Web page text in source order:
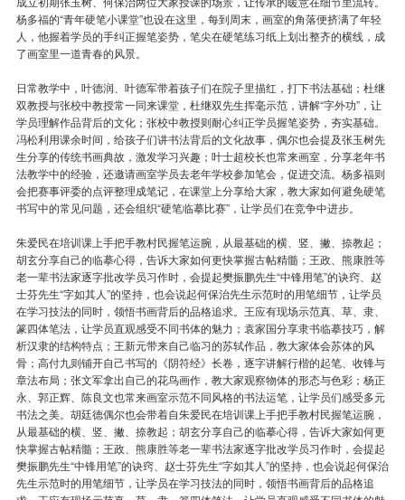
杨多福的“青年硬笔小课堂”也设在这里，每到周末，画室的角落便挤满了年轻
人，他握着学员的手纠正握笔姿势，笔尖在硬笔练习纸上划出整齐的横线，成
了画室里一道青春的风景。
日常教学中，叶德润、叶德军带着孩子们在院子里描红，打下书法基础；杜继
双教授与张校中教授常一同来课堂，杜继双先生挥毫示范，讲解“字外功”，让
学员理解作品背后的文化；张校中教授则耐心纠正学员握笔姿势，夯实基础。
冯松利用课余时间，给孩子们讲书法背后的文化故事，偶尔也会提及张玉树先
生分享的传统书画典故，激发学习兴趣；叶士超校长也常来画室，分享老年书
法教学中的经验，还邀请画室学员去老年学校参加笔会，促进交流。杨多福则
会把赛事评委的点评整理成笔记，在课堂上分享给大家，教大家如何避免硬笔
书写中的常见问题，还会组织“硬笔临摹比赛”，让学员们在竞争中进步。
朱爱民在培训课上手把手教村民握笔运腕，从最基础的横、竖、撇、捺教起；
胡玄分享自己的临摹心得，告诉大家如何更快掌握古帖精髓；王政、熊康胜等
老一辈书法家逐字批改学员习作时，会提起樊振鹏先生“中锋用笔”的诀窍、赵
士芬先生“字如其人”的坚持，也会说起何保治先生示范时的用笔细节，让学员
在学习技法的同时，领悟书画背后的品格追求。王应有现场示范真、草、隶、
篆四体笔法，让学员直观感受不同书体的魅力；袁家国分享隶书临摹技巧，解
析汉隶的结构特点；王新元带来自己临习的苏轼作品，教大家体会苏体的风
骨；高付九则铺开自己书写的《阴符经》长卷，逐字讲解行楷的起笔、收锋与
章法布局；张文军拿出自己的花鸟画作，教大家观察物体的形态与色彩；杨正
永、郭正辉、陈良文也常来画室示范不同风格的书法运笔，让学员们感受多元
书法之美。胡廷德偶尔也会带着自朱爱民在培训课上手把手教村民握笔运腕，
从最基础的横、竖、撇、捺教起；胡玄分享自己的临摹心得，告诉大家如何更
快掌握古帖精髓；王政、熊康胜等老一辈书法家逐字批改学员习作时，会提起
樊振鹏先生“中锋用笔”的诀窍、赵士芬先生“字如其人”的坚持，也会说起何保治
先生示范时的用笔细节，让学员在学习技法的同时，领悟书画背后的品格追